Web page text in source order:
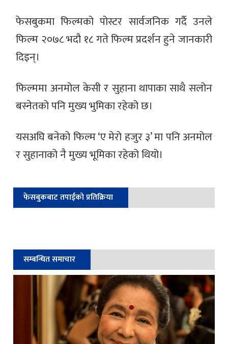
फेसबुकमा फिल्मको पोस्टर सार्वजनिक गर्दै उनले
फिल्म २०७८ भदौ १८ गते फिल्म प्रदर्शन हुने जानकारी
दिइन्।
फिल्ममा अनमोल केसी र सुहाना थापाका साथै सलोन
बस्नेतको पनि मुख्य भुमिका रहेको छ।
यसअघि बनेको फिल्म ‘ए मेरो हजुर ३’ मा पनि अनमोल
र सुहानाको नै मुख्य भूमिका रहेको थियो।
फेसबुकबाट तपाईको प्रतिक्रिया
सम्बन्धित समाचार